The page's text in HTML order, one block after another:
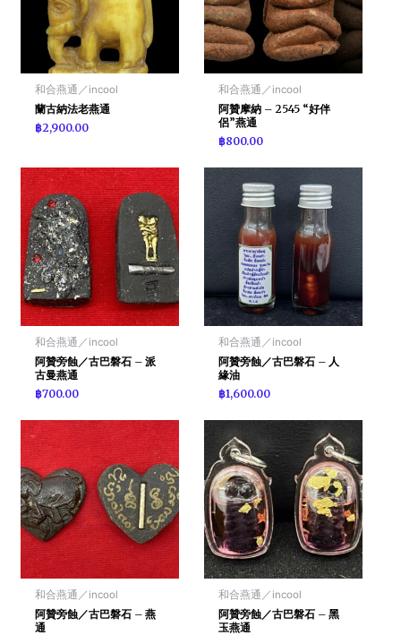
和合燕通／incool
蘭古納法老燕通
฿2,900.00
和合燕通／incool
阿贊摩納 – 2545 “好伴
侶”燕通
฿800.00
和合燕通／incool
阿贊旁蝕／古巴磐石 – 派
古曼燕通
฿700.00
和合燕通／incool
阿贊旁蝕／古巴磐石 – 人
緣油
฿1,600.00
和合燕通／incool
阿贊旁蝕／古巴磐石 – 燕
通
和合燕通／incool
阿贊旁蝕／古巴磐石 – 黑
玉燕通